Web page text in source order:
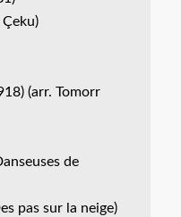
(arr. Tomorr
de
pas sur la neige)